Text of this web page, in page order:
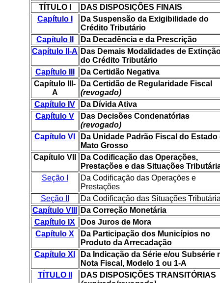
TÍTULO I
DAS DISPOSIÇÕES FINAIS
Capítulo I
Da Suspensão da Exigibilidade do
Crédito Tributário
Capítulo II
Da Decadência e da Prescrição
Capítulo II-A Das Demais Modalidades de
do Crédito Tributário
Capítulo III
Da Certidão Negativa
Capítulo III-
A
Da Certidão de Regularidade Fiscal
(revogado)
Capítulo IV
Da Dívida Ativa
Capítulo V
Das Decisões Condenatórias
(revogado)
Capítulo VI
Da Unidade Padrão Fiscal do Estado
Mato Grosso
Capítulo VII
Da Codificação das Operações,
Prestações e das Situações
Seção I
Da Codificação das Operações e
Prestações
Seção II
Da Codificação das Situações
Capítulo VIII
Da Correção Monetária
Capítulo IX
Dos Juros de Mora
Capítulo X
Da Participação dos Municípios no
Produto da Arrecadação
Capítulo XI
Da Indicação da Série e/ou Subsérie
Nota Fiscal, Modelo 1 ou 1-A
TÍTULO II
DAS DISPOSIÇÕES TRANSITÓRIAS